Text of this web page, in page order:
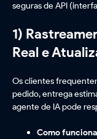
seguras de API
1)
Real e
Os clientes
pedido, entrega
agente de IA pode
Como